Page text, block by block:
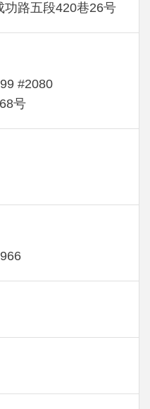
功路五段420巷26号
#2080
号